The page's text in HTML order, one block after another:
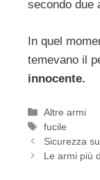
secondo due
In quel
temevano il
innocente.
Categorie
Altre armi
Tag
fucile
Sicurezza
Le armi più